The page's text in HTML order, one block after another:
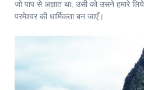
जो पाप से अज्ञात था, उसी को उसने हमारे
परमेश्‍वर की धार्मिकता बन जाएँ।